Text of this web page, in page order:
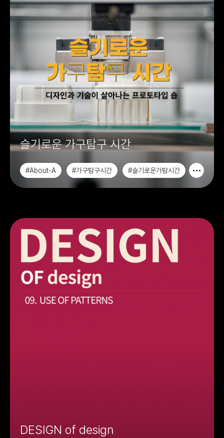
슬기로운 가구탐구 시간
#About-A #가구탐구시간
#슬기로운가탐시간
DESIGN of design